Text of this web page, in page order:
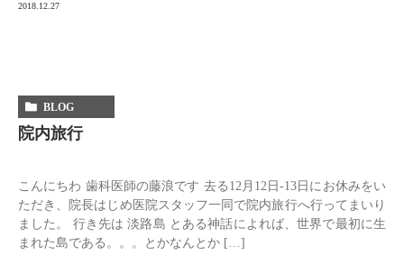
2018.12.27
BLOG
院内旅行
こんにちわ 歯科医師の藤浪です 去る12月12日-13日にお休みをい
ただき、院長はじめ医院スタッフ一同で院内旅行へ行ってまいり
ました。 行き先は 淡路島 とある神話によれば、世界で最初に生
まれた島である。。。とかなんとか […]